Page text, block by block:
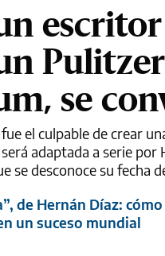
se
el culpable de crear
adaptada a serie
se desconoce su fecha
de Hernán Díaz:
un suceso mundial